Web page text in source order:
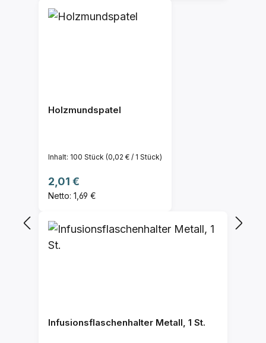
Holzmundspatel
Inhalt: 100 Stück (0,02 € / 1 Stück)
Regulärer Preis:
2,01 €
Netto: 1,69 €
Infusionsflaschenhalter Metall, 1 St.